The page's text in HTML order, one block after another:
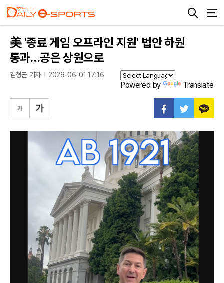
美 '종료 게임 오프라인 지원' 법안 하원
통과…공은 상원으로
김형근 기자 2026-06-01 17:16
Powered by Translate